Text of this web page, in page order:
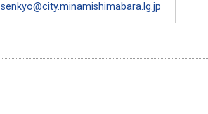
senkyo@city.minamishimabara.lg.jp